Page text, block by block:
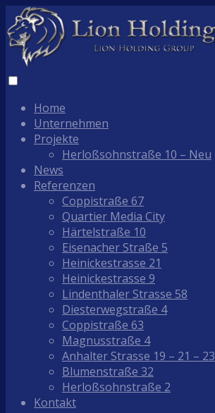
Home
Unternehmen
Projekte
Herloßsohnstraße 10 – Neu
News
Referenzen
Coppistraße 67
Quartier Media City
Härtelstraße 10
Eisenacher Straße 5
Heinickestrasse 21
Heinickestrasse 9
Lindenthaler Strasse 58
Diesterwegstraße 4
Coppistraße 63
Magnusstraße 4
Anhalter Strasse 19 – 21 – 23
Blumenstraße 32
Herloßsohnstraße 2
Kontakt